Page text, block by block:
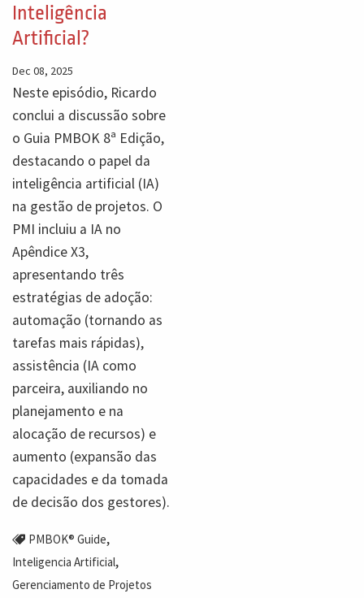
Inteligência
Artificial?
Dec 08, 2025
Neste episódio, Ricardo
conclui a discussão sobre
o Guia PMBOK 8ª Edição,
destacando o papel da
inteligência artificial (IA)
na gestão de projetos. O
PMI incluiu a IA no
Apêndice X3,
apresentando três
estratégias de adoção:
automação (tornando as
tarefas mais rápidas),
assistência (IA como
parceira, auxiliando no
planejamento e na
alocação de recursos) e
aumento (expansão das
capacidades e da tomada
de decisão dos gestores).
PMBOK® Guide,
Inteligencia Artificial,
Gerenciamento de Projetos